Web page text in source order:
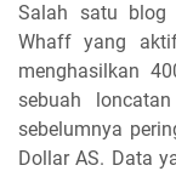
Salah satu blog
Whaff yang
menghasilkan
sebuah
sebelumnya
Dollar AS. Data